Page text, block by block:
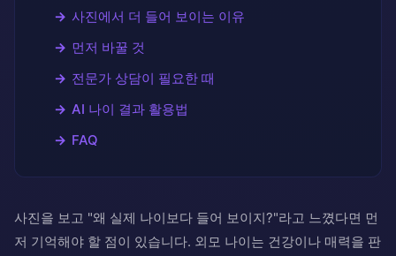
사진에서 더 들어 보이는 이유
먼저 바꿀 것
전문가 상담이 필요한 때
AI 나이 결과 활용법
FAQ
사진을 보고 "왜 실제 나이보다 들어 보이지?"라고 느꼈다면 먼
저 기억해야 할 점이 있습니다. 외모 나이는 건강이나 매력을 판